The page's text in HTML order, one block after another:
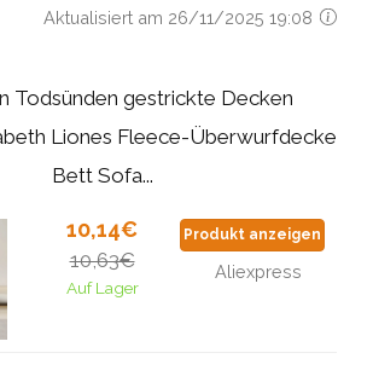
Aktualisiert am 26/11/2025 19:08
Todsünden gestrickte Decken
Liones Fleece-Überwurfdecke
Bett Sofa...
10,14€
10,63€
Auf Lager
Produkt anzeigen
Aliexpress